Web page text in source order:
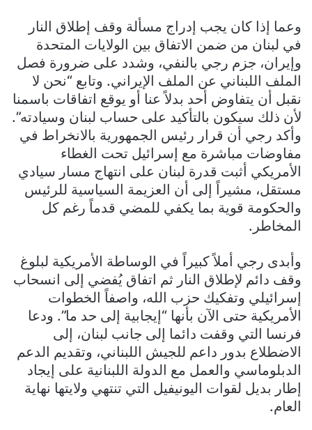
وعما إذا كان يجب إدراج مسألة وقف إطلاق النار
في لبنان من ضمن الاتفاق بين الولايات المتحدة
وإيران، جزم رجي بالنفي، وشدد على ضرورة فصل
الملف اللبناني عن الملف الإيراني. وتابع “نحن لا
نقبل أن يتفاوض أحد بدلاً عنا أو يوقع اتفاقات باسمنا
لأن ذلك سيكون بالتأكيد على حساب لبنان وسيادته”.
وأكد رجي أن قرار رئيس الجمهورية بالانخراط في
مفاوضات مباشرة مع إسرائيل تحت الغطاء
الأمريكي أثبت قدرة لبنان على انتهاج مسار سيادي
مستقل، مشيراً إلى أن العزيمة السياسية للرئيس
والحكومة قوية بما يكفي للمضي قدماً رغم كل
المخاطر.
وأبدى رجي أملاً كبيراً في الوساطة الأمريكية لبلوغ
وقف دائم لإطلاق النار ثم اتفاق يُفضي إلى انسحاب
إسرائيلي وتفكيك حزب الله، واصفاً الخطوات
الأمريكية حتى الآن بأنها “إيجابية إلى حد ما”. ودعا
فرنسا التي وقفت دائما إلى جانب لبنان، إلى
الاضطلاع بدور داعم للجيش اللبناني، وتقديم الدعم
الدبلوماسي والعمل مع الدولة اللبنانية على إيجاد
إطار بديل لقوات اليونيفيل التي تنتهي ولايتها نهاية
العام.